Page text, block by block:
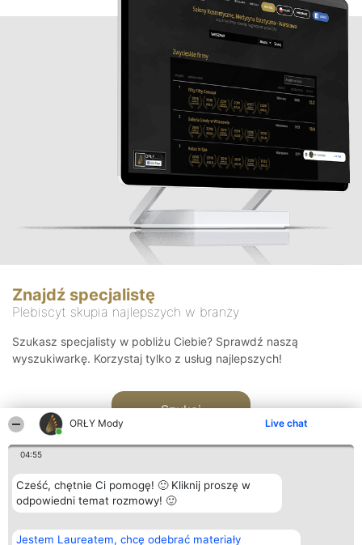
ORŁY Mody Live chat
04:55
Cześć, chętnie Ci pomogę! 🙂 Kliknij proszę w
odpowiedni temat rozmowy! 🙂
Jestem Laureatem, chcę odebrać materiały
Znajdź specjalistę
Plebiscyt skupia najlepszych w branży
Szukasz specjalisty w pobliżu Ciebie? Sprawdź naszą
wyszukiwarkę. Korzystaj tylko z usług najlepszych!
Szukaj
Organizator plebiscytu
Bright Side Solutions sp. z o.
Plebiscyt
Laureaci
Kontakt
Kontakt